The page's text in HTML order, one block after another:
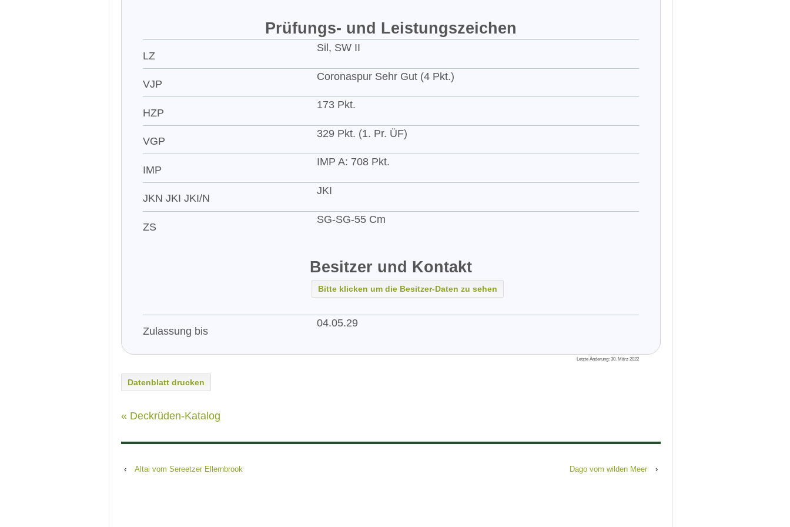
Prüfungs- und Leistungszeichen
LZ
Sil, SW II
VJP
Coronaspur Sehr Gut (4 Pkt.)
HZP
173 Pkt.
VGP
329 Pkt. (1. Pr. ÜF)
IMP
IMP A: 708 Pkt.
JKN JKI JKI/N
JKI
ZS
SG-SG-55 Cm
Besitzer und Kontakt
Bitte klicken um die Besitzer-Daten zu sehen
Zulassung bis
04.05.29
Letzte Änderung: 30. März 2022
Datenblatt drucken
« Deckrüden-Katalog
‹ Altai vom Sereetzer Ellernbrook Dago vom wilden Meer ›